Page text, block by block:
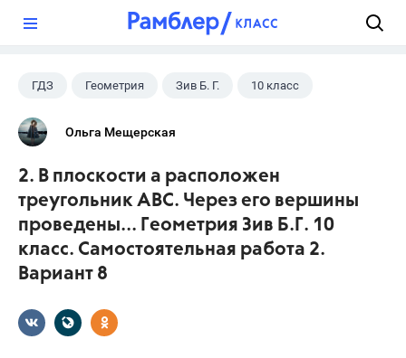
ГДЗ Геометрия Зив Б. Г. 10 класс
Ольга Мещерская
2. В плоскости а расположен
треугольник АВС. Через его вершины
проведены... Геометрия Зив Б.Г. 10
класс. Самостоятельная работа 2.
Вариант 8